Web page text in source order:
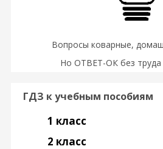
Вопросы коварные,
Но ОТВЕТ-ОК без труда
ГДЗ к учебным пособиям
1 класс
2 класс